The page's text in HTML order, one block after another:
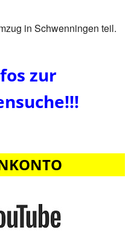
in Schwenningen teil.
zur